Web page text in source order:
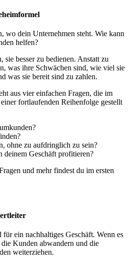
wo dein Unternehmen steht. Wie kann
helfen?
besser zu bedienen. Anstatt zu
was ihre Schwächen sind, wie viel sie
was sie bereit sind zu zahlen.
aus vier einfachen Fragen, die im
fortlaufenden Reihenfolge gestellt
ohne zu aufdringlich zu sein?
deinem Geschäft profitieren?
und mehr findest du im ersten
ein nachhaltiges Geschäft. Wenn es
Kunden abwandern und die
weiterziehen.